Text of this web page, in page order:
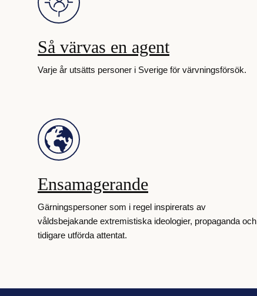
Så värvas en agent
Varje år utsätts personer i Sverige för värvningsförsök.
Ensamagerande
Gärningspersoner som i regel inspirerats av
våldsbejakande extremistiska ideologier, propaganda och
tidigare utförda attentat.